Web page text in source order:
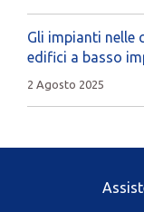
Gli impianti nelle
edifici a basso
2 Agosto 2025